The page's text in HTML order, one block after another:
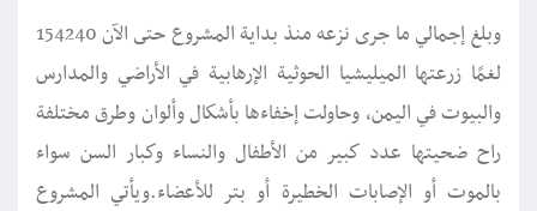
وبلغ إجمالي ما جرى نزعه منذ بداية المشروع حتى الآن 154240
لغمًا زرعتها الميليشيا الحوثية الإرهابية في الأراضي والمدارس
والبيوت في اليمن، وحاولت إخفاءها بأشكال وألوان وطرق مختلفة
راح ضحيتها عدد كبير من الأطفال والنساء وكبار السن سواء
بالموت أو الإصابات الخطيرة أو بتر للأعضاء.ويأتي المشروع